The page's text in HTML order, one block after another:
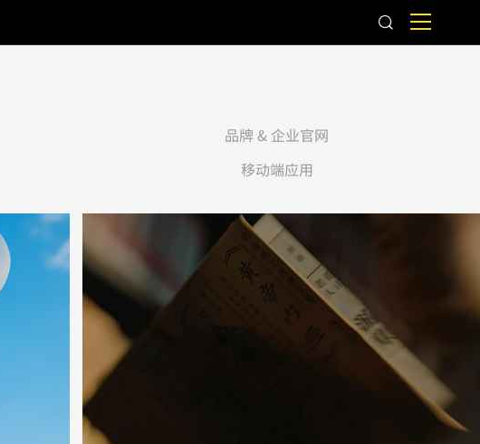
品牌 & 企业官网
移动端应用
百年膏遗